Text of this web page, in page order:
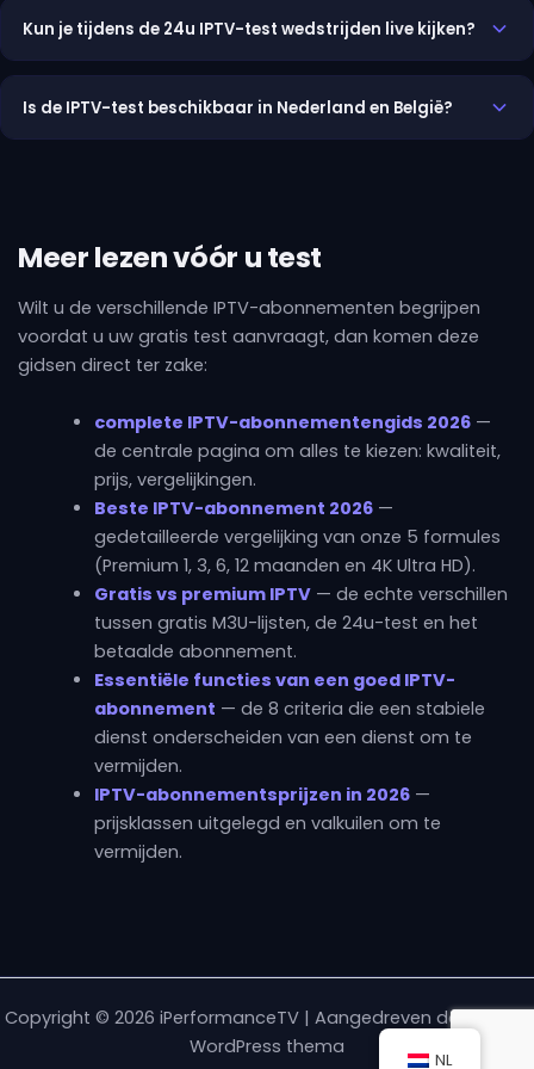
betaald IPTV-abonnement: dezelfde zenders, dezelfde 4K-
kwaliteit, dezelfde EPG. Een IPTV-abonnement loopt 1 tot 12
maanden afhankelijk van de formule; het maandabonnement
begint bij €10, zonder automatische verlenging.
Kun je tijdens de 24u IPTV-test wedstrijden live kijken?
Ja, de gratis 24u IPTV-test geeft toegang tot al onze live
sportzenders: beIN Sports, Canal+ Sport, DAZN, Eurosport, RMC
Sport en vele andere. Het is de beste manier om de stabiliteit
Is de IPTV-test beschikbaar in Nederland en België?
Meer lezen vóór u test
Wilt u de verschillende IPTV-abonnementen begrijpen
voordat u uw gratis test aanvraagt, dan komen deze
gidsen direct ter zake:
complete IPTV-abonnementengids 2026—
de centrale pagina om alles te kiezen: kwaliteit,
prijs, vergelijkingen.
Beste IPTV-abonnement 2026—
gedetailleerde vergelijking van onze 5 formules
(Premium 1, 3, 6, 12 maanden en 4K Ultra HD).
Gratis vs premium IPTV— de echte verschillen
tussen gratis M3U-lijsten, de 24u-test en het
betaalde abonnement.
Essentiële functies van een goed IPTV-
abonnement — de 8 criteria die een stabiele
dienst onderscheiden van een dienst om te
vermijden.
IPTV-abonnementsprijzen in 2026—
prijsklassen uitgelegd en valkuilen om te
vermijden.
Copyright © 2026 iPerformanceTV | Aangedreven door
WordPress thema
NL